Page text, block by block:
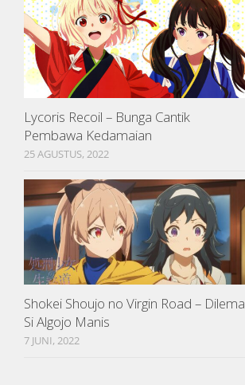
Lycoris Recoil – Bunga Cantik
Pembawa Kedamaian
25 AGUSTUS, 2022
Shokei Shoujo no Virgin Road – Dilema
Si Algojo Manis
7 JUNI, 2022